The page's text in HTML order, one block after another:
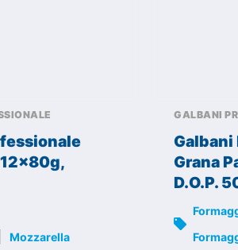
Mozzarella
GALBANI
Galbani
Grana
D.O.P.